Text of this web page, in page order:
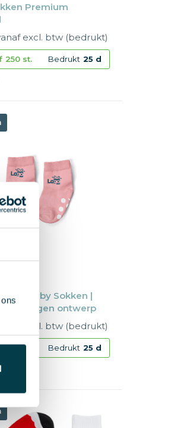
Premium
excl. btw (bedrukt)
250 st. Bedrukt 25 d
Baby Sokken |
logo | Eigen ontwerp
vanaf excl. btw (bedrukt)
250 st. Bedrukt 25 d